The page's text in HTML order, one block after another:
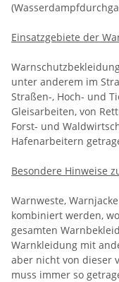
Einsatzgebiete der
unter anderem im
Straßen-, Hoch- und
Gleisarbeiten, von
Forst- und
Hafenarbeitern
Besondere Hinweise
Warnweste,
kombiniert werden,
gesamten
Warnkleidung mit
aber nicht von dieser
muss immer so